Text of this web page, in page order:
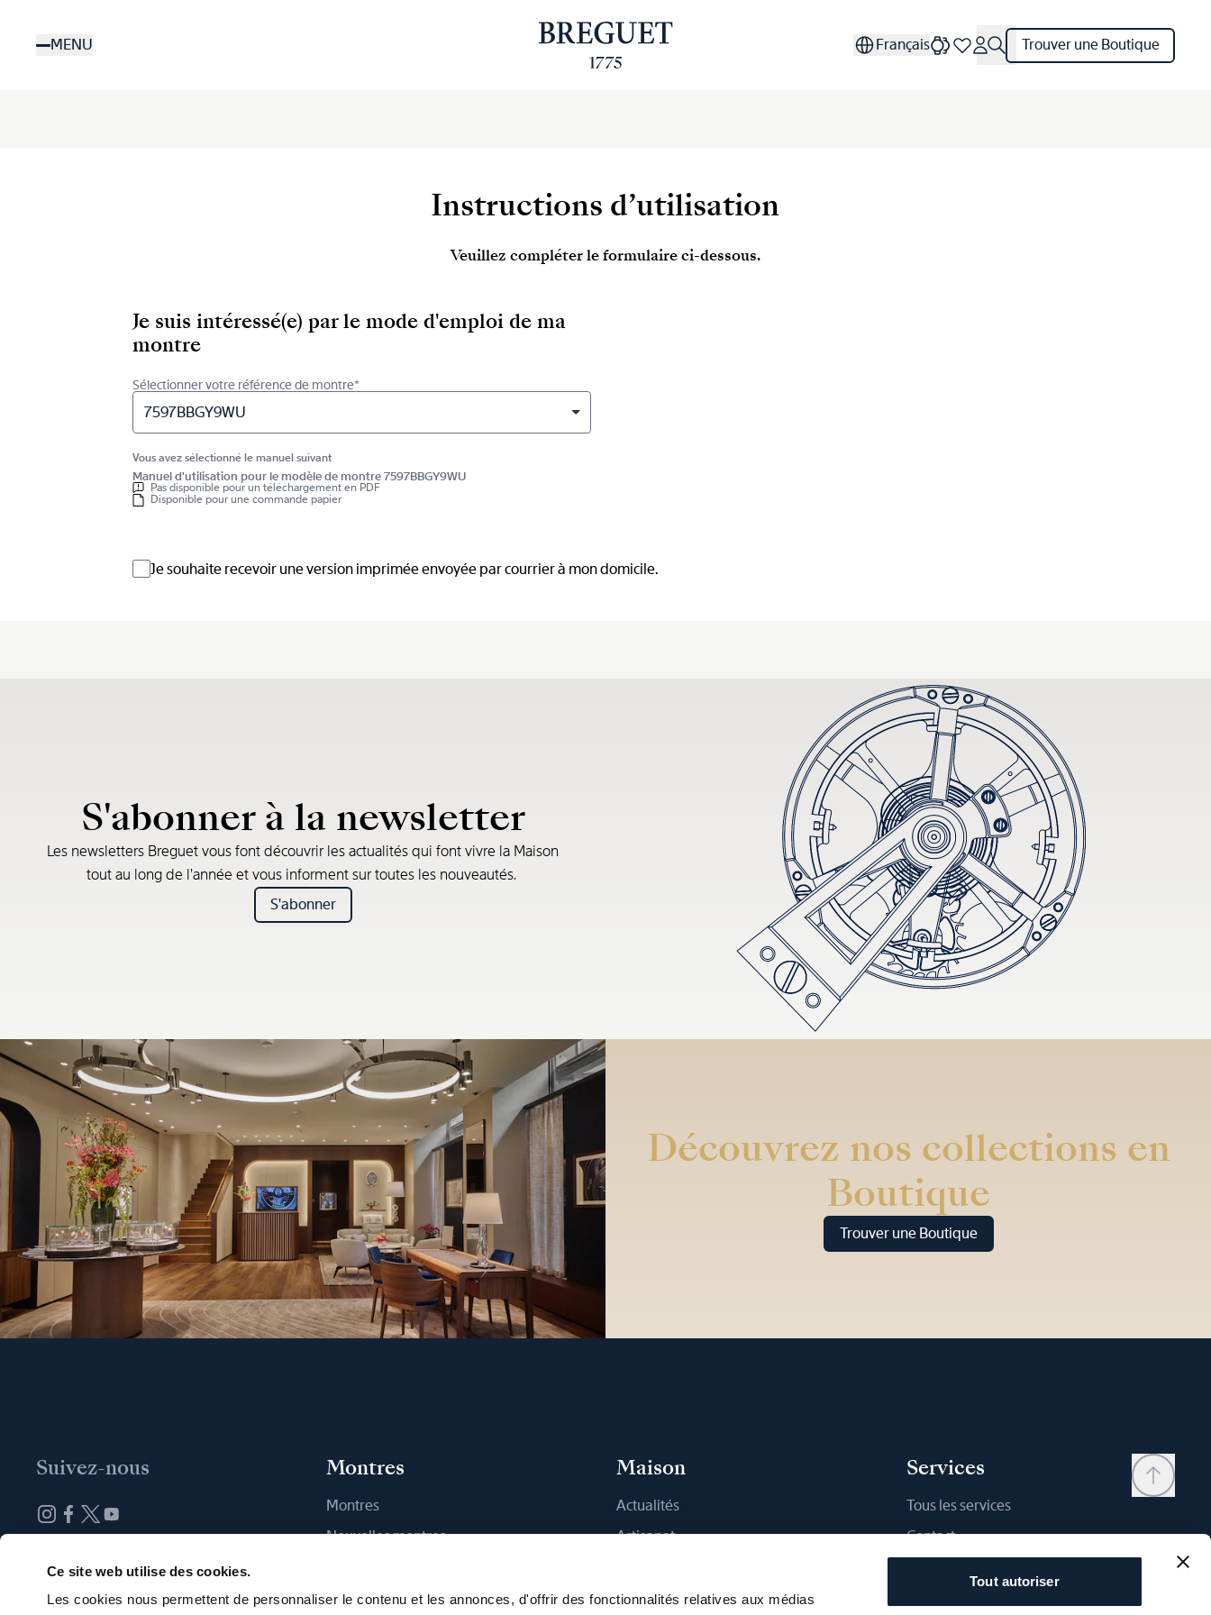
Ce site web utilise des cookies.
Les cookies nous permettent de personnaliser le contenu et les annonces, d'offrir des fonctionnalités relatives aux médias
Tout autoriser
MENU Français Trouver une Boutique
Instructions d’utilisation
Veuillez compléter le formulaire ci-dessous.
Je suis intéressé(e) par le mode d'emploi de ma
montre
Sélectionner votre référence de montre*
7597BBGY9WU
Vous avez sélectionné le manuel suivant
Manuel d'utilisation pour le modèle de montre 7597BBGY9WU
Pas disponible pour un téléchargement en PDF
Disponible pour une commande papier
Je souhaite recevoir une version imprimée envoyée par courrier à mon domicile.
S'abonner à la newsletter
Les newsletters Breguet vous font découvrir les actualités qui font vivre la Maison
tout au long de l’année et vous informent sur toutes les nouveautés.
S'abonner
Découvrez nos collections en
Boutique
Trouver une Boutique
Suivez-nous Montres
Montres
Nouvelles montres
Maison
Actualités
Artisanat
Durabilité
Services
Tous les services
Contact